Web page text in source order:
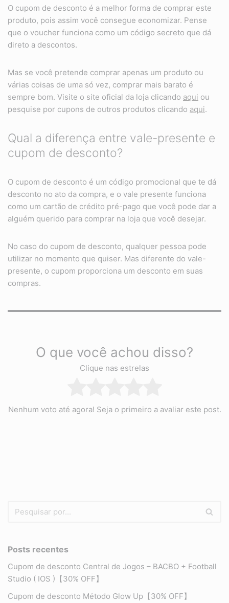
O cupom de desconto é a melhor forma de comprar este
produto, pois assim você consegue economizar. Pense
que o voucher funciona como um código secreto que dá
direto a descontos.
Mas se você pretende comprar apenas um produto ou
várias coisas de uma só vez, comprar mais barato é
sempre bom. Visite o site oficial da loja clicando aqui ou
pesquise por cupons de outros produtos clicando aqui.
Qual a diferença entre vale-presente e
cupom de desconto?
O cupom de desconto é um código promocional que te dá
desconto no ato da compra, e o vale presente funciona
como um cartão de crédito pré-pago que você pode dar a
alguém querido para comprar na loja que você desejar.
No caso do cupom de desconto, qualquer pessoa pode
utilizar no momento que quiser. Mas diferente do vale-
presente, o cupom proporciona um desconto em suas
compras.
O que você achou disso?
Clique nas estrelas
Nenhum voto até agora! Seja o primeiro a avaliar este post.
Posts recentes
Cupom de desconto Central de Jogos – BACBO + Football
Studio ( IOS )【30% OFF】
Cupom de desconto Método Glow Up【30% OFF】